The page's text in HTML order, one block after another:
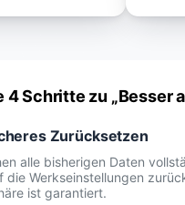
4 Schritte zu „Besser
Zurücksetzen
alle bisherigen Daten
die Werkseinstellungen
ist garantiert.